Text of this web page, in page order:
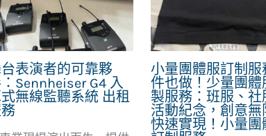
表演者的可靠夥
Sennheiser G4 入
無線監聽系統 出租
小量團體服訂制服
件也做！少量團體
製服務：班服、社
活動紀念，創意無
快速實現！小量團